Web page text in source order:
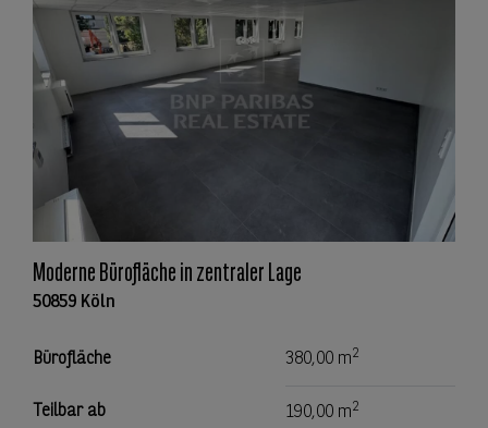
Moderne Bürofläche in zentraler Lage
50859 Köln
Bürofläche 380,00 m2
Teilbar ab 190,00 m2